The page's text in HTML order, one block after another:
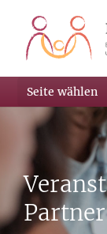
Seite wählen
Partner